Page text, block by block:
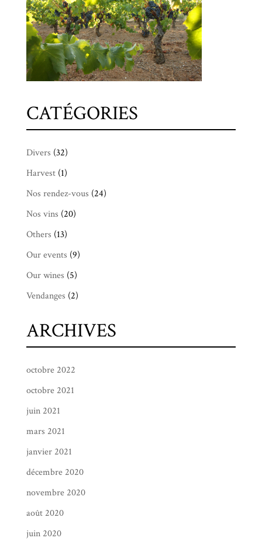
CATÉGORIES
Divers (32)
Harvest(1)
Nos rendez-vous (24)
Nos vins (20)
Others (13)
Our events (9)
Our wines (5)
Vendanges (2)
ARCHIVES
octobre 2022
octobre 2021
juin 2021
mars 2021
janvier 2021
décembre 2020
novembre 2020
août 2020
juin 2020